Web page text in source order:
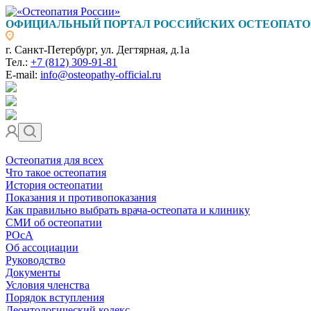
ОФИЦИАЛЬНЫЙ ПОРТАЛ РОССИЙСКИХ
г. Санкт-Петербург, ул. Дегтярная, д.1а
Тел.: +7 (812) 309-91-81
E-mail: info@osteopathy-official.ru
Остеопатия для всех
Что такое остеопатия
История остеопатии
Показания и противопоказания
Как правильно выбрать врача-остеопата и клинику
СМИ об остеопатии
РОсА
Об ассоциации
Руководство
Документы
Условия членства
Порядок вступления